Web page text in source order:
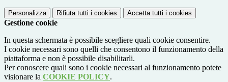
Personalizza Rifiuta tutti i cookies Accetta tutti i cookies
Gestione cookie
In questa schermata è possibile scegliere quali cookie consentire.
I cookie necessari sono quelli che consentono il funzionamento della
piattaforma e non è possibile disabilitarli.
Per conoscere quali sono i cookie necessari al funzionamento potete
visionare la COOKIE POLICY.